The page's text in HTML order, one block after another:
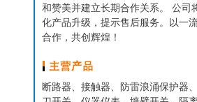
和赞美并建立长期合作关系。 公司
化产品升级，提示售后服务。以一
合作，共创辉煌！
断路器、接触器、防雷浪涌保护器